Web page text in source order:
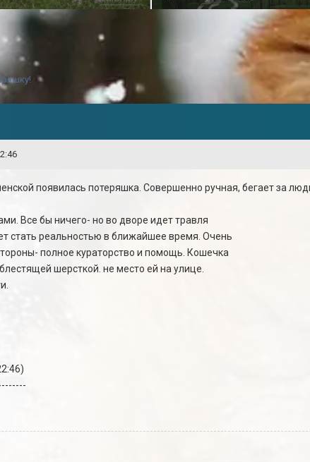
появилась потеряшка. Совершенно ручная, бегает за
Все бы ничего- но во дворе идет травля
стать реальностью в ближайшее время. Очень
полное кураторство и помощь. Кошечка
шерсткой. не место ей на улице.